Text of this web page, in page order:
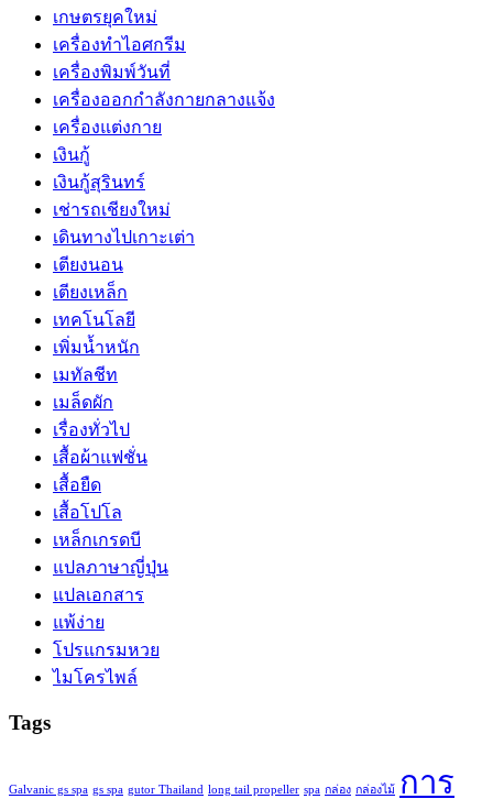
เกษตรยุคใหม่
เครื่องทำไอศกรีม
เครื่องพิมพ์วันที่
เครื่องออกกำลังกายกลางแจ้ง
เครื่องแต่งกาย
เงินกู้
เงินกู้สุรินทร์
เช่ารถเชียงใหม่
เดินทางไปเกาะเต่า
เตียงนอน
เตียงเหล็ก
เทคโนโลยี
เพิ่มน้ำหนัก
เมทัลชีท
เมล็ดผัก
เรื่องทั่วไป
เสื้อผ้าแฟชั่น
เสื้อยืด
เสื้อโปโล
เหล็กเกรดบี
แปลภาษาญี่ปุ่น
แปลเอกสาร
แพ้ง่าย
โปรแกรมหวย
ไมโครไพล์
Tags
Galvanic gs spa gs spa gutor Thailand long tail propeller spa กล่อง กล่องไม้
การ